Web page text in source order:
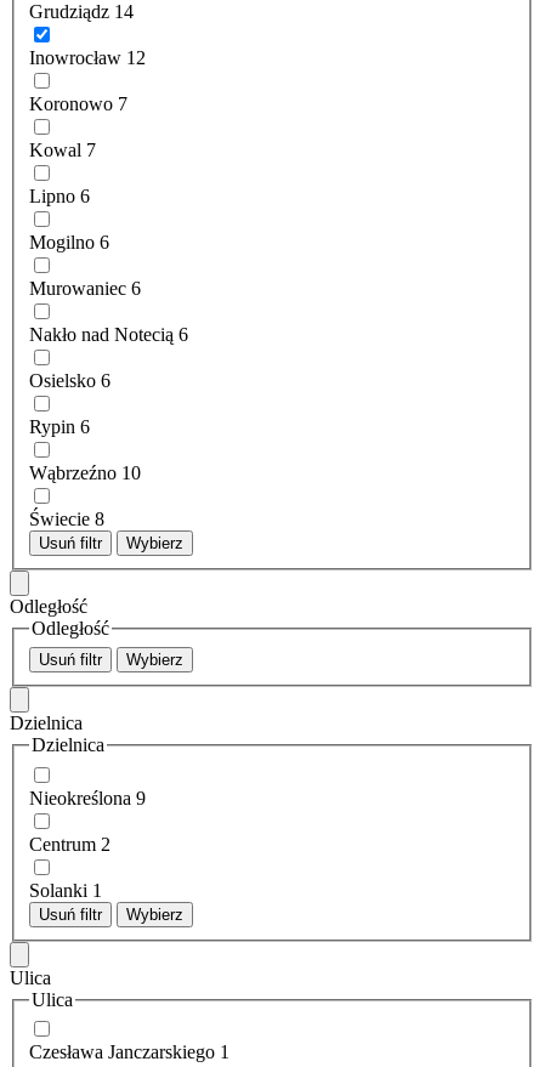
Grudziądz 14
Inowrocław 12
Koronowo 7
Kowal 7
Lipno 6
Mogilno 6
Murowaniec 6
Nakło nad Notecią 6
Osielsko 6
Rypin 6
Wąbrzeźno 10
Świecie 8
Usuń filtr Wybierz
Odległość
Odległość
Usuń filtr Wybierz
Dzielnica
Dzielnica
Nieokreślona 9
Centrum 2
Solanki 1
Usuń filtr Wybierz
Ulica
Ulica
Czesława Janczarskiego 1